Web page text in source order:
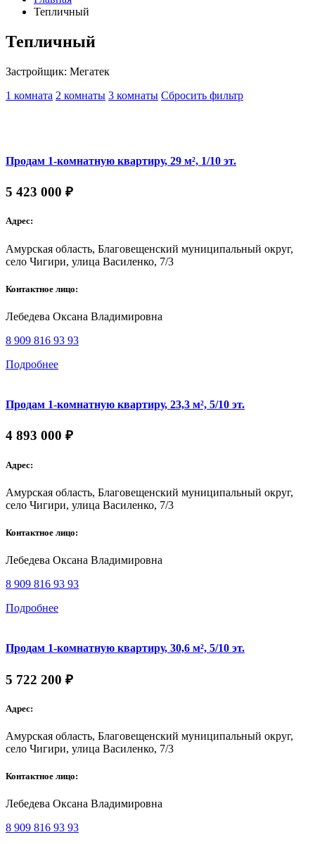
Тепличный
Тепличный
Застройщик: Мегатек
1 комната 2 комнаты 3 комнаты Сбросить фильтр
Продам 1-комнатную квартиру, 29 м², 1/10 эт.
5 423 000 ₽
Адрес:
Амурская область, Благовещенский муниципальный округ,
село Чигири, улица Василенко, 7/3
Контактное лицо:
Лебедева Оксана Владимировна
8 909 816 93 93
Подробнее
Продам 1-комнатную квартиру, 23,3 м², 5/10 эт.
4 893 000 ₽
Адрес:
Амурская область, Благовещенский муниципальный округ,
село Чигири, улица Василенко, 7/3
Контактное лицо:
Лебедева Оксана Владимировна
8 909 816 93 93
Подробнее
Продам 1-комнатную квартиру, 30,6 м², 5/10 эт.
5 722 200 ₽
Адрес:
Амурская область, Благовещенский муниципальный округ,
село Чигири, улица Василенко, 7/3
Контактное лицо:
Лебедева Оксана Владимировна
8 909 816 93 93